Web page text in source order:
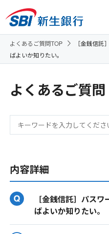
よくあるご質問TOP
［金銭信
ばよいか知りたい。
よくあるご質問
内容詳細
［金銭信託］パス
ばよいか知りたい。